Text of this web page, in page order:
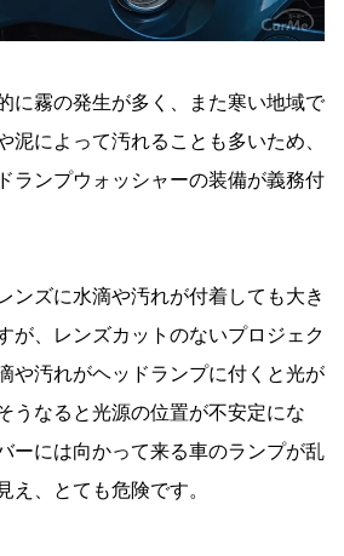
に霧の発生が多く、また寒い地域で
泥によって汚れることも多いため、
ランプウォッシャーの装備が義務付
ンズに水滴や汚れが付着しても大き
が、レンズカットのないプロジェク
や汚れがヘッドランプに付くと光が
うなると光源の位置が不安定にな
ーには向かって来る車のランプが乱
え、とても危険です。